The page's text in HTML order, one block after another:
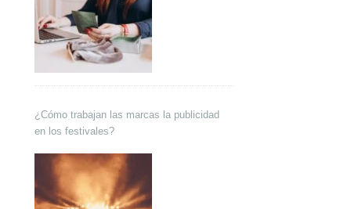
¿Cómo trabajan las marcas la publicidad
en los festivales?